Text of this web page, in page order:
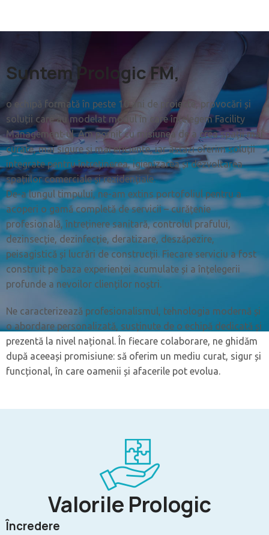
Suntem Prologic FM,
o echipă formată în peste 10 ani de proiecte, provocări și
soluții care au modelat modul în care înțelegem Facility
Management-ul. Am pornit cu misiunea de a crea spații mai
curate, mai sigure și mai eficiente, iar astăzi oferim soluții
integrate pentru întreținerea, igienizarea și dezvoltarea
spațiilor comerciale și rezidențiale.
De-a lungul timpului, ne-am extins portofoliul pentru a
acoperi o gamă completă de servicii – curățenie
profesională, întreținere sanitară, controlul prafului,
dezinsecție, dezinfecție, deratizare, deszăpezire,
peisagistică și lucrări de construcții. Fiecare serviciu a fost
construit pe baza experienței acumulate și a înțelegerii
profunde a nevoilor clienților noștri.
Ne caracterizează profesionalismul, tehnologia modernă și
o abordare personalizată, susținute de o echipă dedicată și
prezentă la nivel național. În fiecare colaborare, ne ghidăm
după aceeași promisiune: să oferim un mediu curat, sigur și
funcțional, în care oamenii și afacerile pot evolua.
Valorile Prologic
Încredere